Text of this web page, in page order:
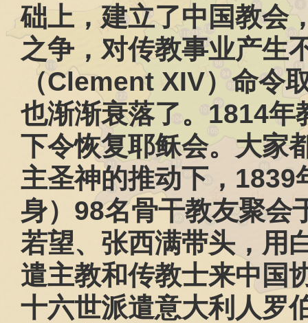
础上，建立了中国教会
之争，对传教事业产生
（Clement XIV）命令
也渐渐衰落了。 1814年
下令恢复耶稣会。大家
主圣神的推动下， 1839
身） 98名骨干教友聚会
若望、张西满带头，用
遣主教和传教士来中国
十六世派遣意大利人罗